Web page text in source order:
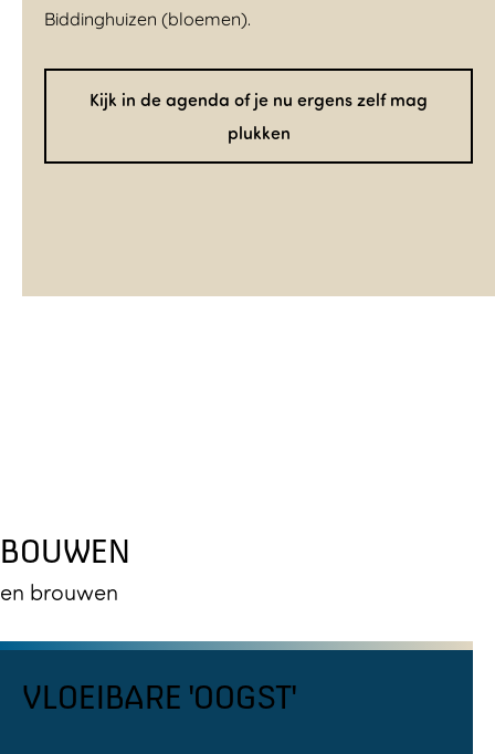
Biddinghuizen (bloemen).
Kijk in de agenda of je nu ergens zelf mag
plukken
BOUWEN
en brouwen
VLOEIBARE 'OOGST'